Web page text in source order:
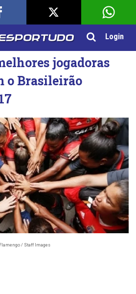
Login
jogadoras
o Brasileirão
/ Staff Images